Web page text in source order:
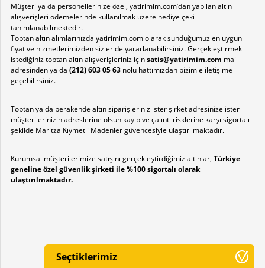
Müşteri ya da personellerinize özel, yatirimim.com’dan yapılan altın
alışverişleri ödemelerinde kullanılmak üzere hediye çeki
tanımlanabilmektedir.
Toptan altın alımlarınızda yatirimim.com olarak sunduğumuz en uygun
fiyat ve hizmetlerimizden sizler de yararlanabilirsiniz. Gerçekleştirmek
istediğiniz toptan altın alışverişleriniz içinsatis@yatirimim.com mail
adresinden ya da (212) 603 05 63nolu hattımızdan bizimle iletişime
geçebilirsiniz.
Toptan ya da perakende altın siparişleriniz ister şirket adresinize ister
müşterilerinizin adreslerine olsun kayıp ve çalıntı risklerine karşı sigortalı
şekilde Maritza Kıymetli Madenler güvencesiyle ulaştırılmaktadır.
Kurumsal müşterilerimize satışını gerçekleştirdiğimiz altınlar, Türkiye
geneline özel güvenlik şirketi ile %100 sigortalı olarak
ulaştırılmaktadır.
Seçtiklerimiz